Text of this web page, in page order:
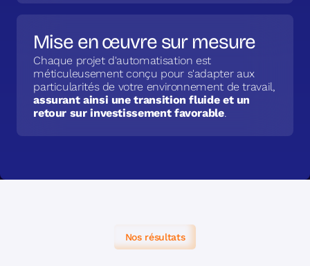
Mise en œuvre sur mesure
Chaque projet d'automatisation est
méticuleusement conçu pour s'adapter aux
particularités de votre environnement de travail,
assurant ainsi une transition fluide et un
retour sur investissement favorable.
Nos résultats